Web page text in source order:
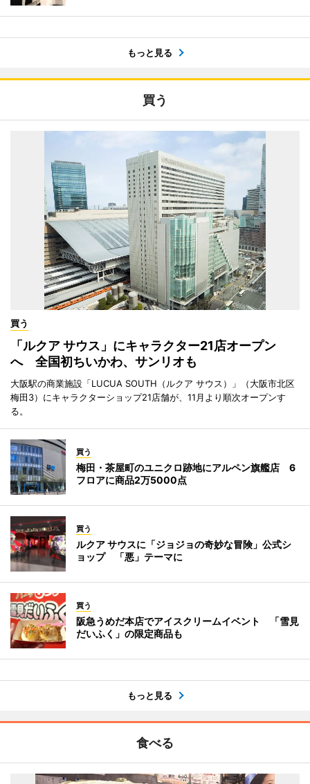
もっと見る
買う
買う
「ルクア サウス」にキャラクター21店オープン
へ 全国初ちいかわ、サンリオも
大阪駅の商業施設「LUCUA SOUTH（ルクア サウス）」（大阪市北区
梅田3）にキャラクターショップ21店舗が、11月より順次オープンす
る。
買う
梅田・茶屋町のユニクロ跡地にアルペン旗艦店 6
フロアに商品2万5000点
買う
ルクア サウスに「ジョジョの奇妙な冒険」公式シ
ョップ 「悪」テーマに
買う
阪急うめだ本店でアイスクリームイベント 「雪見
だいふく」の限定商品も
もっと見る
食べる